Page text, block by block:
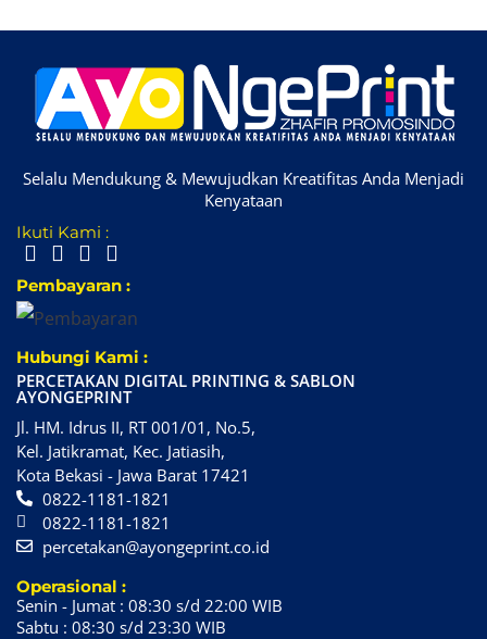
Selalu Mendukung & Mewujudkan Kreatifitas Anda Menjadi
Kenyataan
Ikuti Kami :
Pembayaran :
Hubungi Kami :
PERCETAKAN DIGITAL PRINTING & SABLON
AYONGEPRINT
Jl. HM. Idrus II, RT 001/01, No.5,
Kel. Jatikramat, Kec. Jatiasih,
Kota Bekasi - Jawa Barat 17421
0822-1181-1821
0822-1181-1821
percetakan@ayongeprint.co.id
Operasional :
Senin - Jumat : 08:30 s/d 22:00 WIB
Sabtu : 08:30 s/d 23:30 WIB